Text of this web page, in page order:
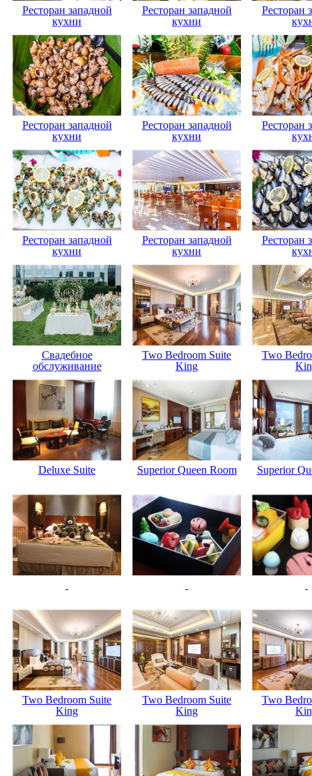
Ресторан западной
кухни
Ресторан западной
кухни
Ресторан
Ресторан западной
кухни
Ресторан западной
кухни
Ресторан
Ресторан западной
кухни
Ресторан западной
кухни
Ресторан
Свадебное
обслуживание
Two Bedroom Suite
King
Two
Deluxe Suite Superior Queen Room Superior
Two Bedroom Suite
King
Two Bedroom Suite
King
Two